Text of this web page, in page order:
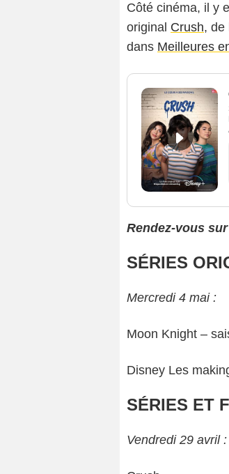
Côté cinéma, il y
original Crush, de
dans Meilleures
Rendez-vous
SÉRIES
Mercredi 4 mai :
Moon Knight –
Disney Les
SÉRIES ET
Vendredi 29 avril :